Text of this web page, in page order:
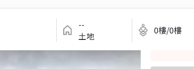
--
土地
0樓/0樓